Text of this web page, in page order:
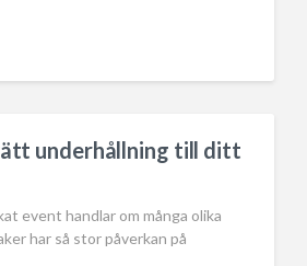
underhållning till ditt
event handlar om många olika
har så stor påverkan på